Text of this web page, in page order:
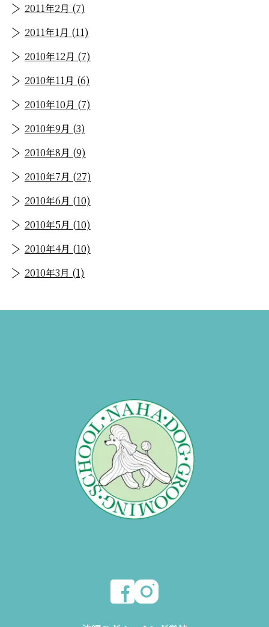
2011年2月 (7)
2011年1月 (11)
2010年12月 (7)
2010年11月 (6)
2010年10月 (7)
2010年9月 (3)
2010年8月 (9)
2010年7月 (27)
2010年6月 (10)
2010年5月 (10)
2010年4月 (10)
2010年3月 (1)